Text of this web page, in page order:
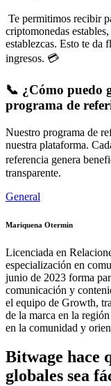
Te permitimos recibir
criptomonedas
establezcas. Esto te da
ingresos. 💳
📞 ¿Cómo puedo
programa de
Nuestro programa de
nuestra plataforma.
referencia genera
transparente.
General
Mariquena Otermin
Licenciada en
especialización en
junio de 2023 forma
comunicación y
el equipo de Growth,
de la marca en la
en la comunidad y
Bitwage hace
globales sea